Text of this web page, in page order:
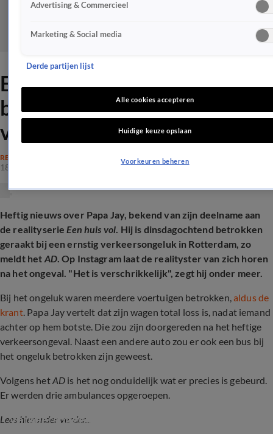
Een huis vol-Papa Jay
betrokken bij heftig
verkeersongeluk
REALITY
18 nov 2025, 13:11
Heftig nieuws over Papa Jay, bekend van zijn deelname aan
de realityserieEen huis vol. Hij is dinsdagochtend betrokken
geraakt bij een ernstig verkeersongeluk in Rotterdam, zo
meldt het AD. Op Instagram laat de realityster van zich horen
na het ongeval. "Het is verschrikkelijk", zegt hij onder meer.
Bij het ongeluk waren meerdere voertuigen betrokken,aldus de
krant. Papa Jay vertelt dat zijn wagen total loss is, nadat iemand
achter op hem botste. Die zou zijn doorgereden na het heftige
verkeersongeval. Naast een andere auto zou er ook een bus bij
het ongeluk betrokken zijn geweest.
Volgens hetAD is het nog onduidelijk wat er precies is gebeurd.
Er werden drie ambulances opgeroepen.
Lees hieronder verder...
Een huis vol-Papa Jay betrokken bij ernstig
verkeersongeluk
Advertising & Commercieel
Marketing & Social media
Derde partijen lijst
Alle cookies accepteren
Huidige keuze opslaan
Voorkeuren beheren